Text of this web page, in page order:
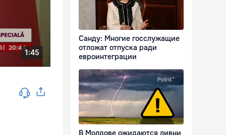
Санду: Многие госслужащие
отложат отпуска ради
евроинтеграции
В Молдове ожидаются ливни